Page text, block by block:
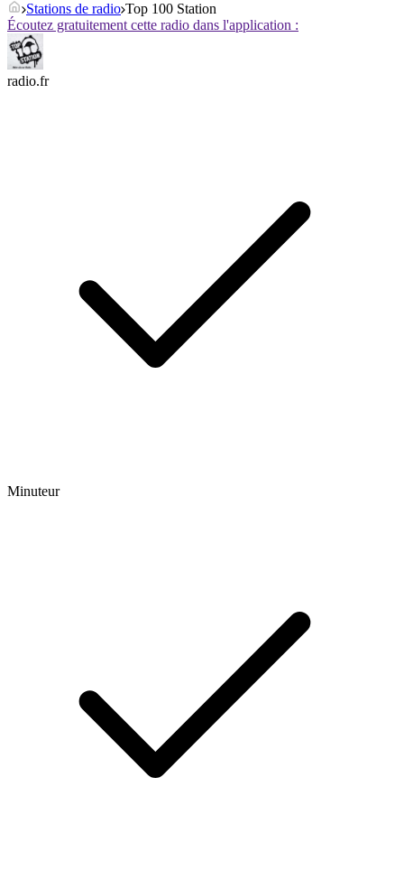
Stations de radio Top 100 Station
Écoutez gratuitement cette radio dans l'application :
radio.fr
Minuteur